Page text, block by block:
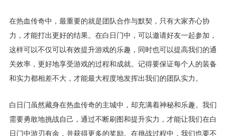
在热血传奇中，最重要的就是团队合作与默契，只有大家齐心协
力，才能打出更好的结果。在白日门中，可以邀请好友一起参加，
这样可以不仅可以有效提升游戏的乐趣，同时也可以提高我们的通
关效率，更好地享受游戏的过程和成就。记得要保证每个人的装备
和实力都相差不大，才能最大程度地发挥出我们的团队实力。
白日门虽然藏身在热血传奇的主城中，却充满着神秘和乐趣。我们
需要勇敢地挑战自己，通过不断刷图和提升实力，才能让我们在白
日门中游刃有余，并获得更多的奖励。在挑战过程中，我们也要不